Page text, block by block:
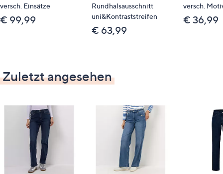
Qualitätshinweise
STANDARD 100 by OEKO-TEX®
versch. Einsätze
€ 99,99
Rundhalsausschnitt
uni&Kontraststreifen
€ 63,99
versch.
€ 36,99
Zuletzt angesehen